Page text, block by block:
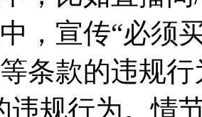
，宣传“必须
条款的违规
违规行为。情